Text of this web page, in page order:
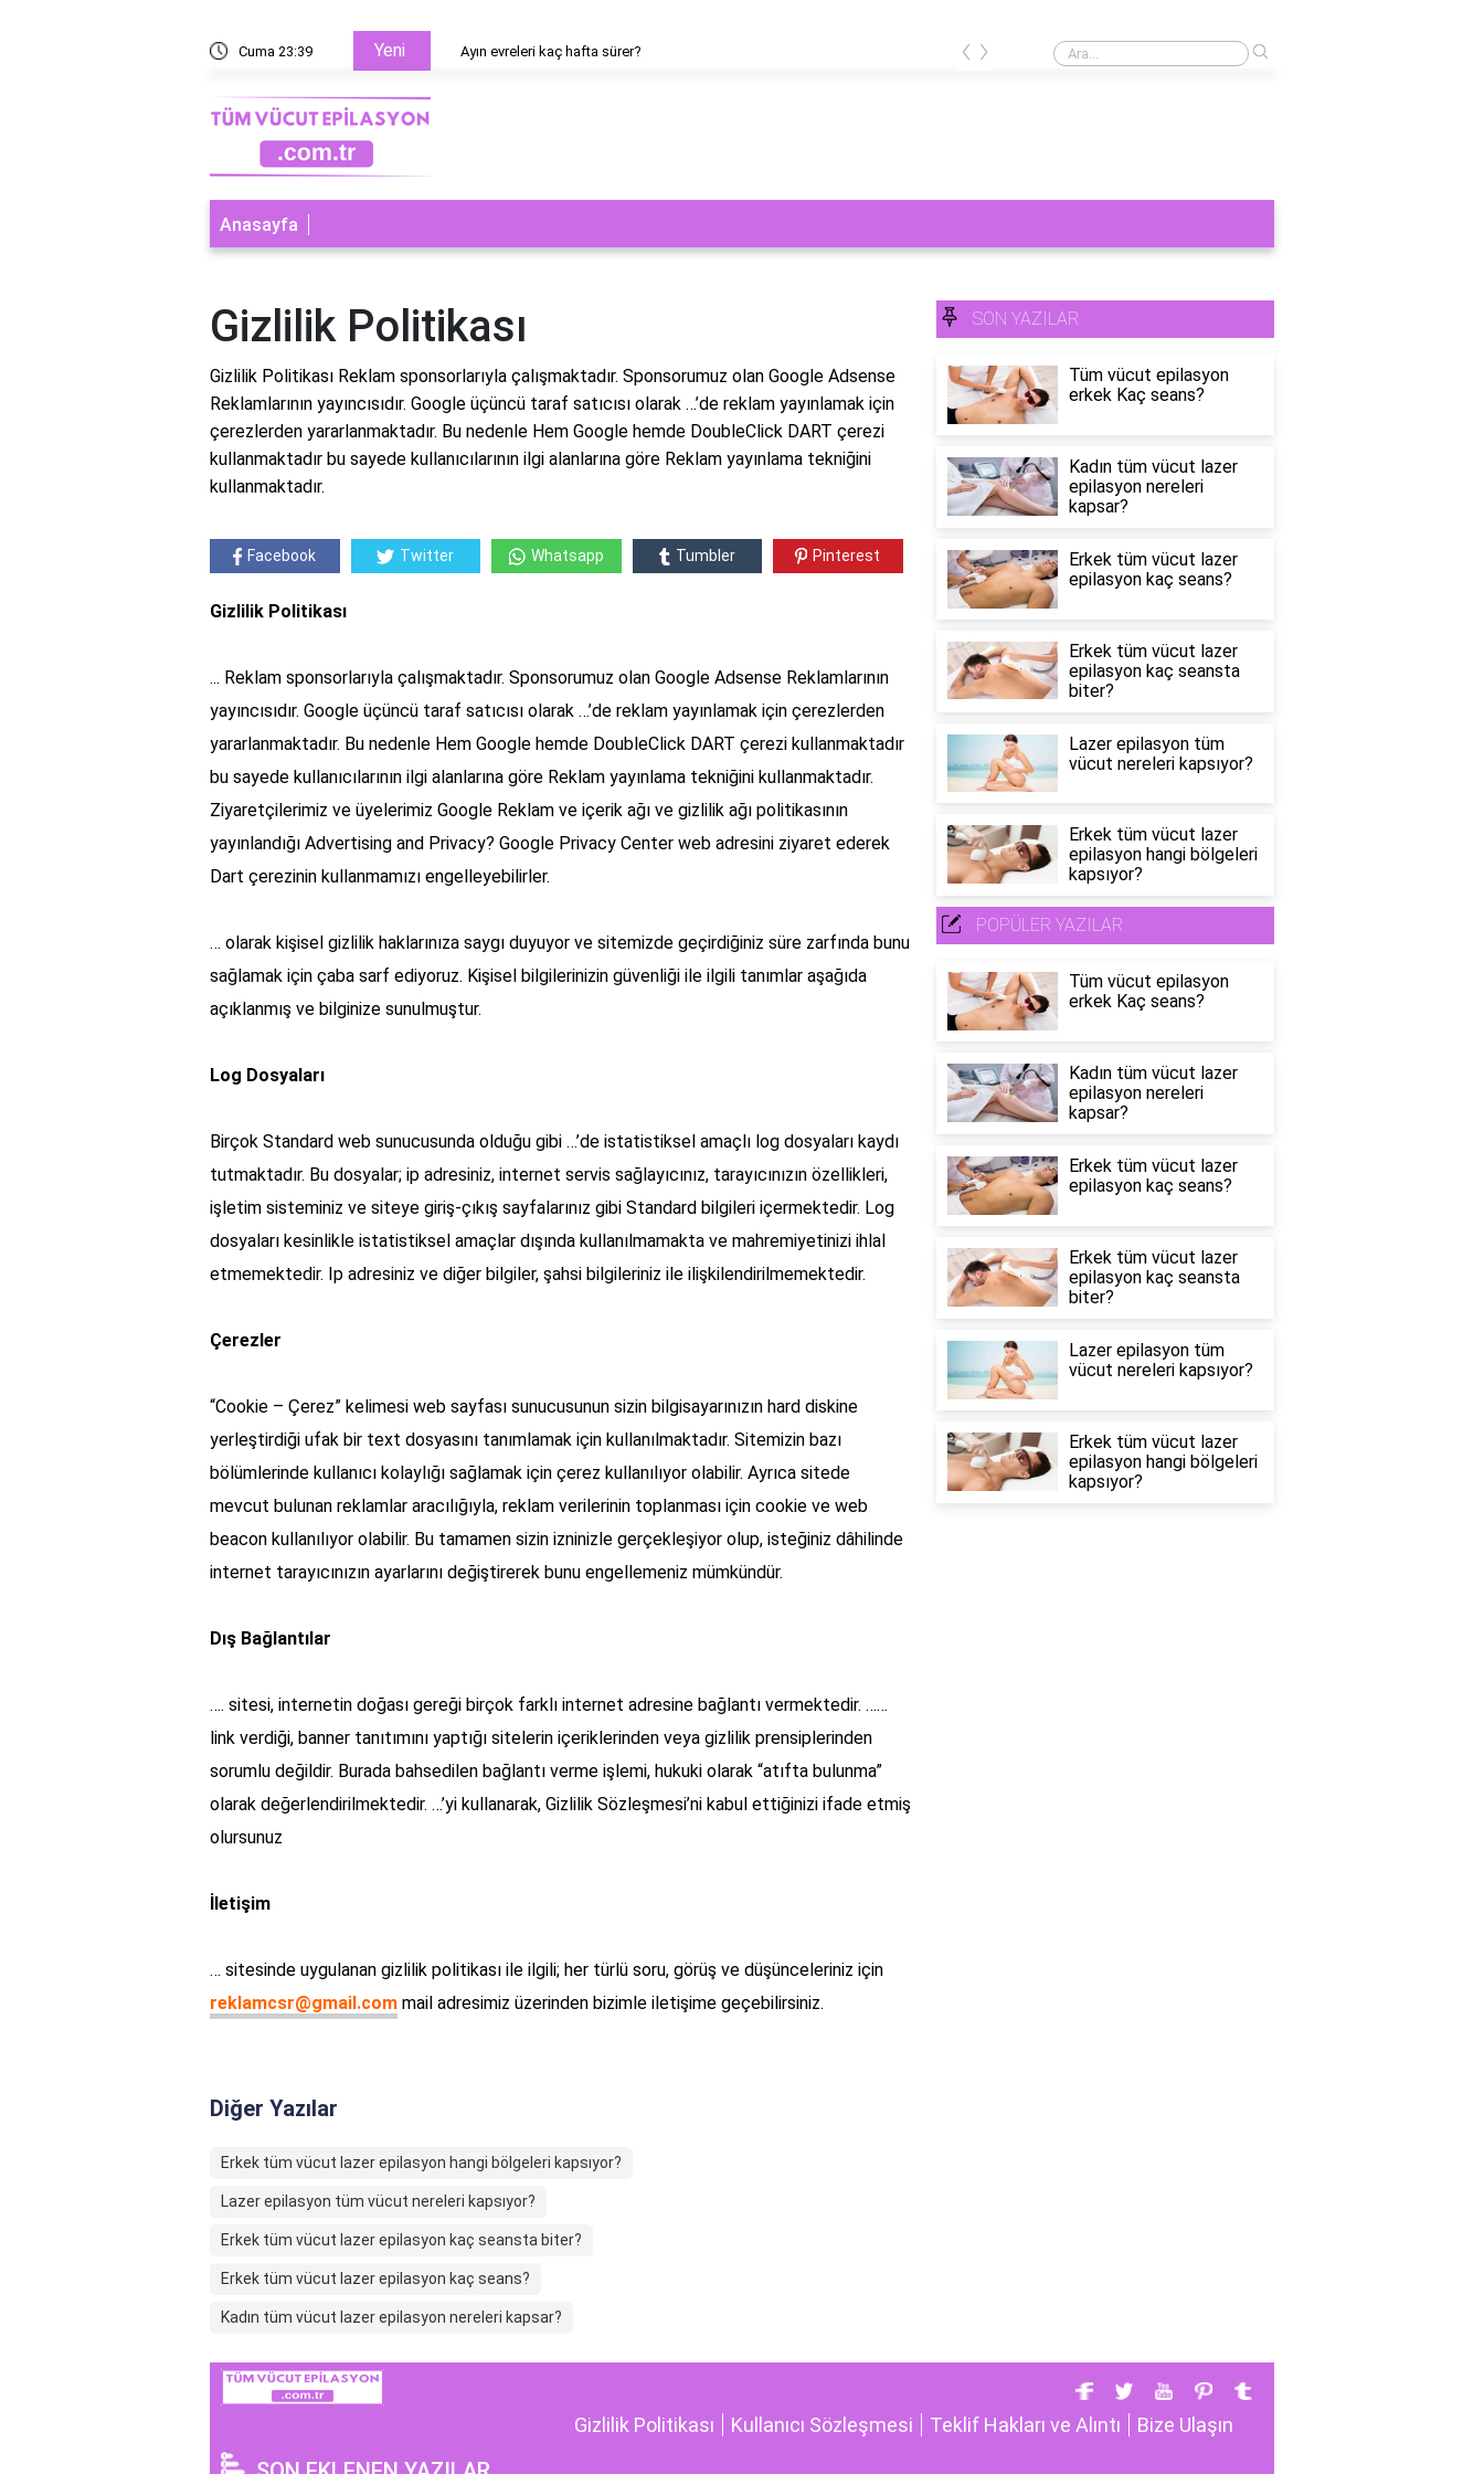
Cuma 23:39 Yeni Ayın evreleri kaç hafta sürer? Cinsel bir şey görmek orucu bozar mı?
‹ ›
Anasayfa
Gizlilik Politikası
Gizlilik Politikası Reklam sponsorlarıyla çalışmaktadır. Sponsorumuz olan Google Adsense
Reklamlarının yayıncısıdır. Google üçüncü taraf satıcısı olarak …’de reklam yayınlamak için
çerezlerden yararlanmaktadır. Bu nedenle Hem Google hemde DoubleClick DART çerezi
kullanmaktadır bu sayede kullanıcılarının ilgi alanlarına göre Reklam yayınlama tekniğini
kullanmaktadır.
Facebook Twitter Whatsapp Tumbler Pinterest
Gizlilik Politikası
... Reklam sponsorlarıyla çalışmaktadır. Sponsorumuz olan Google Adsense Reklamlarının
yayıncısıdır. Google üçüncü taraf satıcısı olarak …’de reklam yayınlamak için çerezlerden
yararlanmaktadır. Bu nedenle Hem Google hemde DoubleClick DART çerezi kullanmaktadır
bu sayede kullanıcılarının ilgi alanlarına göre Reklam yayınlama tekniğini kullanmaktadır.
Ziyaretçilerimiz ve üyelerimiz Google Reklam ve içerik ağı ve gizlilik ağı politikasının
yayınlandığı Advertising and Privacy? Google Privacy Center web adresini ziyaret ederek
Dart çerezinin kullanmamızı engelleyebilirler.
… olarak kişisel gizlilik haklarınıza saygı duyuyor ve sitemizde geçirdiğiniz süre zarfında bunu
sağlamak için çaba sarf ediyoruz. Kişisel bilgilerinizin güvenliği ile ilgili tanımlar aşağıda
açıklanmış ve bilginize sunulmuştur.
Log Dosyaları
Birçok Standard web sunucusunda olduğu gibi …’de istatistiksel amaçlı log dosyaları kaydı
tutmaktadır. Bu dosyalar; ip adresiniz, internet servis sağlayıcınız, tarayıcınızın özellikleri,
işletim sisteminiz ve siteye giriş-çıkış sayfalarınız gibi Standard bilgileri içermektedir. Log
dosyaları kesinlikle istatistiksel amaçlar dışında kullanılmamakta ve mahremiyetinizi ihlal
etmemektedir. Ip adresiniz ve diğer bilgiler, şahsi bilgileriniz ile ilişkilendirilmemektedir.
Çerezler
“Cookie – Çerez” kelimesi web sayfası sunucusunun sizin bilgisayarınızın hard diskine
yerleştirdiği ufak bir text dosyasını tanımlamak için kullanılmaktadır. Sitemizin bazı
bölümlerinde kullanıcı kolaylığı sağlamak için çerez kullanılıyor olabilir. Ayrıca sitede
mevcut bulunan reklamlar aracılığıyla, reklam verilerinin toplanması için cookie ve web
beacon kullanılıyor olabilir. Bu tamamen sizin izninizle gerçekleşiyor olup, isteğiniz dâhilinde
internet tarayıcınızın ayarlarını değiştirerek bunu engellemeniz mümkündür.
Dış Bağlantılar
…. sitesi, internetin doğası gereği birçok farklı internet adresine bağlantı vermektedir. ……
link verdiği, banner tanıtımını yaptığı sitelerin içeriklerinden veya gizlilik prensiplerinden
sorumlu değildir. Burada bahsedilen bağlantı verme işlemi, hukuki olarak “atıfta bulunma”
olarak değerlendirilmektedir. …’yi kullanarak, Gizlilik Sözleşmesi’ni kabul ettiğinizi ifade etmiş
olursunuz
İletişim
… sitesinde uygulanan gizlilik politikası ile ilgili; her türlü soru, görüş ve düşünceleriniz için
reklamcsr@gmail.com mail adresimiz üzerinden bizimle iletişime geçebilirsiniz.
Diğer Yazılar
Erkek tüm vücut lazer epilasyon hangi bölgeleri kapsıyor?
Lazer epilasyon tüm vücut nereleri kapsıyor?
Erkek tüm vücut lazer epilasyon kaç seansta biter?
Erkek tüm vücut lazer epilasyon kaç seans?
Kadın tüm vücut lazer epilasyon nereleri kapsar?
SON YAZILAR
Tüm vücut epilasyon
erkek Kaç seans?
Kadın tüm vücut lazer
epilasyon nereleri
kapsar?
Erkek tüm vücut lazer
epilasyon kaç seans?
Erkek tüm vücut lazer
epilasyon kaç seansta
biter?
Lazer epilasyon tüm
vücut nereleri kapsıyor?
Erkek tüm vücut lazer
epilasyon hangi bölgeleri
kapsıyor?
POPÜLER YAZILAR
Tüm vücut epilasyon
erkek Kaç seans?
Kadın tüm vücut lazer
epilasyon nereleri
kapsar?
Erkek tüm vücut lazer
epilasyon kaç seans?
Erkek tüm vücut lazer
epilasyon kaç seansta
biter?
Lazer epilasyon tüm
vücut nereleri kapsıyor?
Erkek tüm vücut lazer
epilasyon hangi bölgeleri
kapsıyor?
Gizlilik Politikası Kullanıcı Sözleşmesi Teklif Hakları ve Alıntı Bize Ulaşın